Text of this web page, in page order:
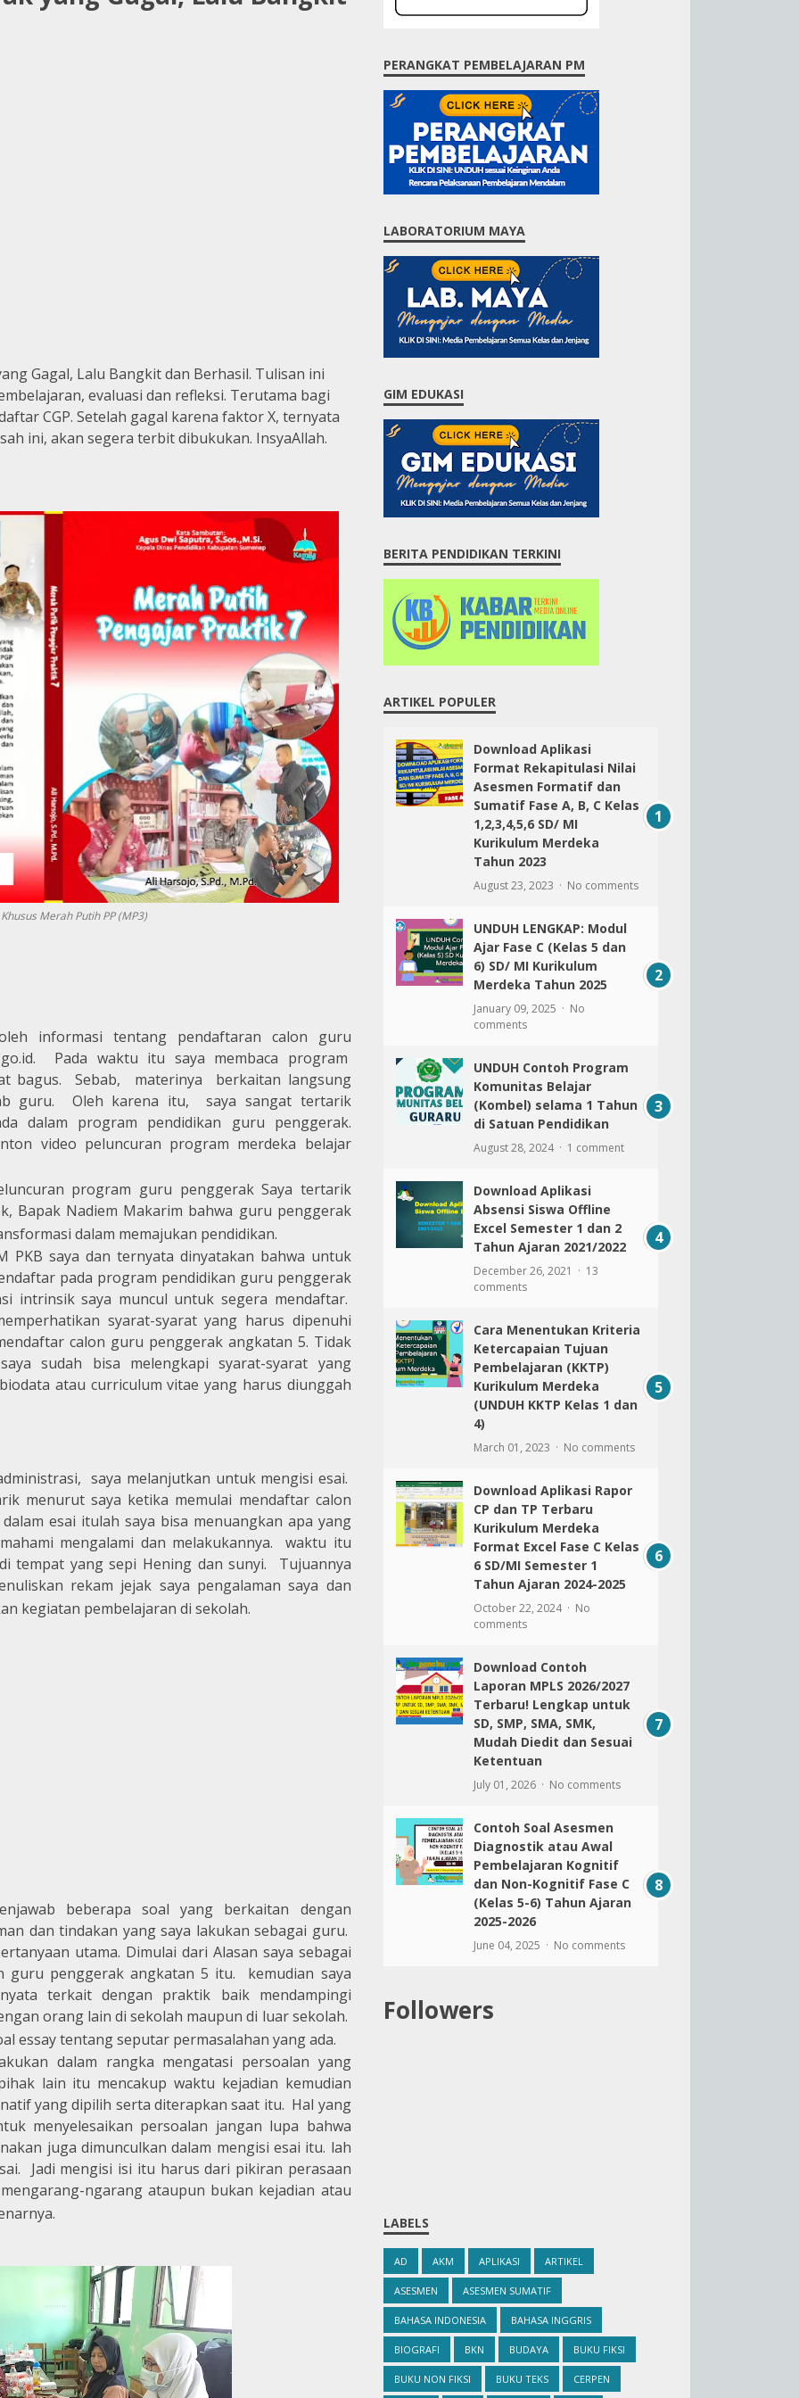
Gagal, Lalu Bangkit dan Berhasil. Tulisan ini
evaluasi dan refleksi. Terutama bagi
CGP. Setelah gagal karena faktor X, ternyata
ini, akan segera terbit dibukukan. InsyaAllah.
Merah Putih PP (MP3)
informasi tentang pendaftaran calon guru
Pada waktu itu saya membaca program
bagus. Sebab, materinya berkaitan langsung
guru. Oleh karena itu, saya sangat tertarik
dalam program pendidikan guru penggerak.
video peluncuran program merdeka belajar
program guru penggerak Saya tertarik
Bapak Nadiem Makarim bahwa guru penggerak
dalam memajukan pendidikan.
PKB saya dan ternyata dinyatakan bahwa untuk
pada program pendidikan guru penggerak
intrinsik saya muncul untuk segera mendaftar.
syarat-syarat yang harus dipenuhi
calon guru penggerak angkatan 5. Tidak
sudah bisa melengkapi syarat-syarat yang
atau curriculum vitae yang harus diunggah
saya melanjutkan untuk mengisi esai.
menurut saya ketika memulai mendaftar calon
esai itulah saya bisa menuangkan apa yang
mengalami dan melakukannya. waktu itu
tempat yang sepi Hening dan sunyi. Tujuannya
rekam jejak saya pengalaman saya dan
kegiatan pembelajaran di sekolah.
beberapa soal yang berkaitan dengan
dan tindakan yang saya lakukan sebagai guru.
utama. Dimulai dari Alasan saya sebagai
guru penggerak angkatan 5 itu. kemudian saya
terkait dengan praktik baik mendampingi
orang lain di sekolah maupun di luar sekolah.
essay tentang seputar permasalahan yang ada.
dalam rangka mengatasi persoalan yang
lain itu mencakup waktu kejadian kemudian
yang dipilih serta diterapkan saat itu. Hal yang
menyelesaikan persoalan jangan lupa bahwa
juga dimunculkan dalam mengisi esai itu. lah
Jadi mengisi isi itu harus dari pikiran perasaan
ngarang ataupun bukan kejadian atau
PERANGKAT PEMBELAJARAN PM
LABORATORIUM MAYA
GIM EDUKASI
BERITA PENDIDIKAN TERKINI
ARTIKEL POPULER
Download Aplikasi
Format Rekapitulasi Nilai
Asesmen Formatif dan
Sumatif Fase A, B, C Kelas
1,2,3,4,5,6 SD/ MI
Kurikulum Merdeka
Tahun 2023
August 23, 2023 No comments
UNDUH LENGKAP: Modul
Ajar Fase C (Kelas 5 dan
6) SD/ MI Kurikulum
Merdeka Tahun 2025
January 09, 2025
No
comments
UNDUH Contoh Program
Komunitas Belajar
(Kombel) selama 1 Tahun
di Satuan Pendidikan
August 28, 2024 1 comment
Download Aplikasi
Absensi Siswa Offline
Excel Semester 1 dan 2
Tahun Ajaran 2021/2022
December 26, 2021
13
comments
Cara Menentukan Kriteria
Ketercapaian Tujuan
Pembelajaran (KKTP)
Kurikulum Merdeka
(UNDUH KKTP Kelas 1 dan
4)
March 01, 2023 No comments
Download Aplikasi Rapor
CP dan TP Terbaru
Kurikulum Merdeka
Format Excel Fase C Kelas
6 SD/MI Semester 1
Tahun Ajaran 2024-2025
October 22, 2024
No
comments
Download Contoh
Laporan MPLS 2026/2027
Terbaru! Lengkap untuk
SD, SMP, SMA, SMK,
Mudah Diedit dan Sesuai
Ketentuan
July 01, 2026 No comments
Contoh Soal Asesmen
Diagnostik atau Awal
Pembelajaran Kognitif
dan Non-Kognitif Fase C
(Kelas 5-6) Tahun Ajaran
2025-2026
June 04, 2025 No comments
Followers
LABELS
AD AKM APLIKASI ARTIKEL
ASESMEN ASESMEN SUMATIF
BAHASA INDONESIA BAHASA INGGRIS
BIOGRAFI BKN BUDAYA BUKU FIKSI
BUKU NON FIKSI BUKU TEKS CERPEN